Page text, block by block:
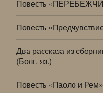
Повесть
Повесть
Два рассказа из
(Болг. яз.)
Повесть «Паоло и Рем»